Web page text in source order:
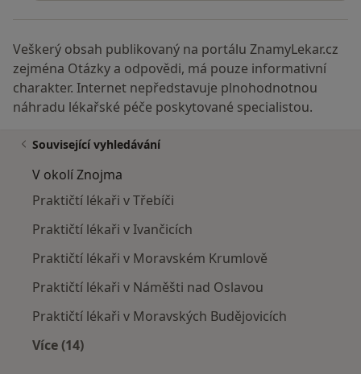
Veškerý obsah publikovaný na portálu ZnamyLekar.cz
zejména Otázky a odpovědi, má pouze informativní
charakter. Internet nepředstavuje plnohodnotnou
náhradu lékařské péče poskytované specialistou.
Související vyhledávání
V okolí Znojma
Praktičtí lékaři v Třebíči
Praktičtí lékaři v Ivančicích
Praktičtí lékaři v Moravském Krumlově
Praktičtí lékaři v Náměšti nad Oslavou
Praktičtí lékaři v Moravských Budějovicích
Více (14)